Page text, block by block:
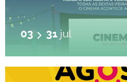
03 31 jul